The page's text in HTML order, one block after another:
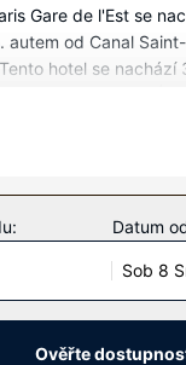
Gare de l'Est se
autem od Canal
hotel se
a televize
budete cítit jako
z prachového
internet zdarma
která nabízí
otevřené koupelny
sprcha,
Datum
Sob 8
Ověřte